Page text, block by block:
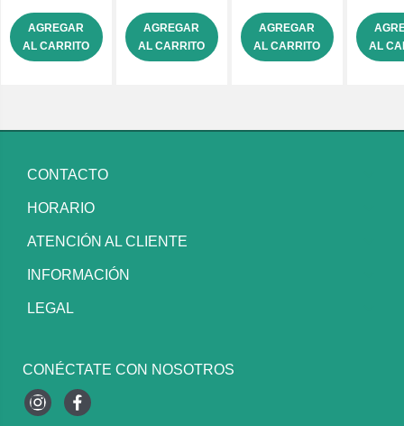
AGREGAR
AL CARRITO
AGREGAR
AL CARRITO
AGREGAR
AL CARRITO
AL
CONTACTO
HORARIO
ATENCIÓN AL CLIENTE
INFORMACIÓN
LEGAL
CONÉCTATE CON NOSOTROS
InstagramFacebook